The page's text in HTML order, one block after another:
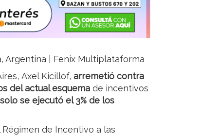
Argentina | Fenix Multiplataforma
Axel Kicillof, arremetió contra
del actual esquema de incentivos
se ejecutó el 3% de los
de Incentivo a las